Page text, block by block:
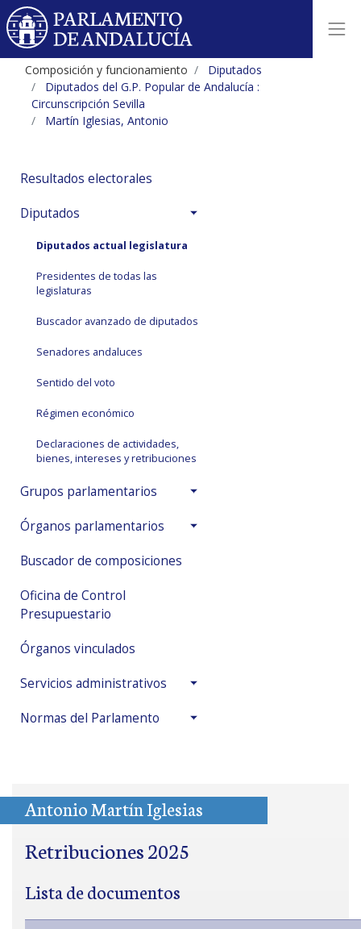
Composición y funcionamiento
Diputados
Diputados del G.P. Popular de Andalucía :
Circunscripción Sevilla
Martín Iglesias, Antonio
Resultados electorales
Diputados
Diputados actual legislatura
Presidentes de todas las
legislaturas
Buscador avanzado de diputados
Senadores andaluces
Sentido del voto
Régimen económico
Declaraciones de actividades,
bienes, intereses y retribuciones
Grupos parlamentarios
Órganos parlamentarios
Buscador de composiciones
Oficina de Control
Presupuestario
Órganos vinculados
Servicios administrativos
Normas del Parlamento
Antonio Martín Iglesias
Retribuciones 2025
Lista de documentos